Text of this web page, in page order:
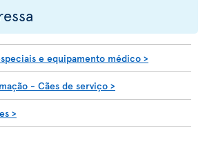
e equipamento médico >
- Cães de serviço >
>